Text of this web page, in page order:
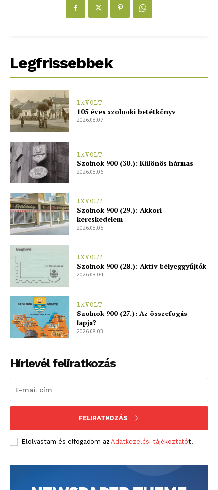
Legfrissebbek
1XVOLT
105 éves szolnoki betétkönyv
2026.08.07.
1XVOLT
Szolnok 900 (30.): Különös hármas
2026.08.06.
1XVOLT
Szolnok 900 (29.): Akkori
kereskedelem
2026.08.05.
1XVOLT
Szolnok 900 (28.): Aktív bélyeggyűjtők
2026.08.04.
1XVOLT
Szolnok 900 (27.): Az összefogás
lapja?
2026.08.03.
Hírlevél feliratkozás
FELIRATKOZÁS
Elolvastam és elfogadom az Adatkezelési tájékoztatót.